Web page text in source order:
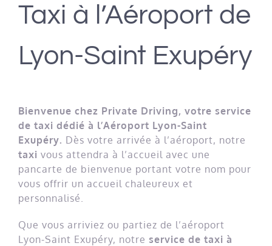
Taxi à l’Aéroport de
Lyon-Saint Exupéry
Bienvenue chez Private Driving, votre service
de taxi dédié à l’Aéroport Lyon-Saint
Exupéry. Dès votre arrivée à l’aéroport, notre
taxi vous attendra à l’accueil avec une
pancarte de bienvenue portant votre nom pour
vous offrir un accueil chaleureux et
personnalisé.
Que vous arriviez ou partiez de l’aéroport
Lyon-Saint Exupéry, notre service de taxi à